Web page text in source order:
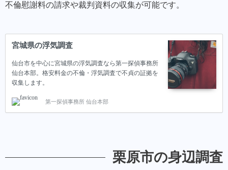
不倫慰謝料の請求や裁判資料の収集が可能です。
宮城県の浮気調査
仙台市を中心に宮城県の浮気調査なら第一探偵事務所
仙台本部。格安料金の不倫・浮気調査で不貞の証拠を
収集します。
第一探偵事務所 仙台本部
栗原市の身辺調査